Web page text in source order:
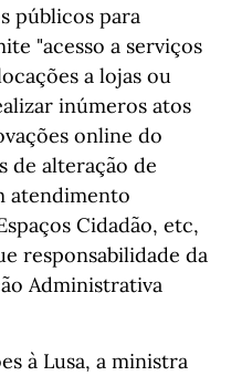
públicos para
"acesso a serviços
a lojas ou
inúmeros atos
online do
de alteração de
atendimento
Cidadão, etc,
responsabilidade da
Administrativa
à Lusa, a ministra